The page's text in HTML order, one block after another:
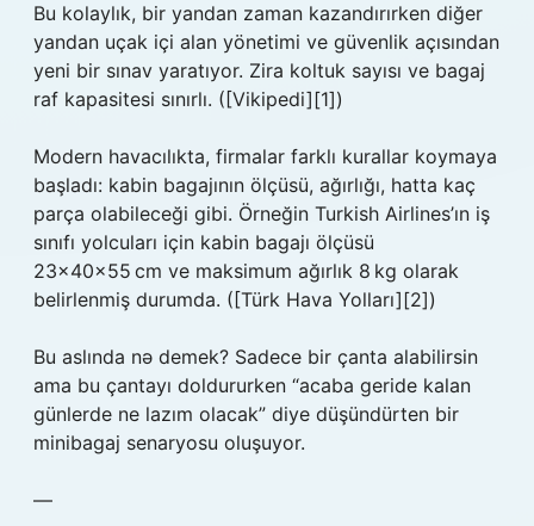
Bu kolaylık, bir yandan zaman kazandırırken diğer
yandan uçak içi alan yönetimi ve güvenlik açısından
yeni bir sınav yaratıyor. Zira koltuk sayısı ve bagaj
raf kapasitesi sınırlı. ([Vikipedi][1])
Modern havacılıkta, firmalar farklı kurallar koymaya
başladı: kabin bagajının ölçüsü, ağırlığı, hatta kaç
parça olabileceği gibi. Örneğin Turkish Airlines’ın iş
sınıfı yolcuları için kabin bagajı ölçüsü
23×40×55 cm ve maksimum ağırlık 8 kg olarak
belirlenmiş durumda. ([Türk Hava Yolları][2])
Bu aslında nə demek? Sadece bir çanta alabilirsin
ama bu çantayı doldururken “acaba geride kalan
günlerde ne lazım olacak” diye düşündürten bir
minibagaj senaryosu oluşuyor.
—